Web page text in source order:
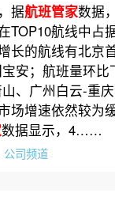
据航班管家数据
TOP10航线中占
长的航线有北京
安；航班量环比
、广州白云-重
场增速依然较为
数据显示，4……
公司频道